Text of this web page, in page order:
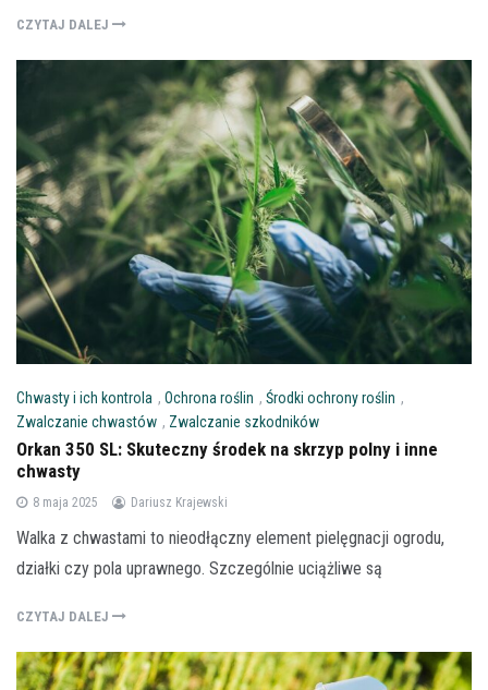
CZYTAJ DALEJ
Chwasty i ich kontrola , Ochrona roślin , Środki ochrony roślin ,
Zwalczanie chwastów , Zwalczanie szkodników
Orkan 350 SL: Skuteczny środek na skrzyp polny i inne
chwasty
8 maja 2025 Dariusz Krajewski
Walka z chwastami to nieodłączny element pielęgnacji ogrodu,
działki czy pola uprawnego. Szczególnie uciążliwe są
CZYTAJ DALEJ